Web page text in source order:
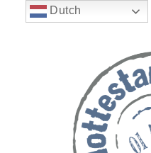
Dutch